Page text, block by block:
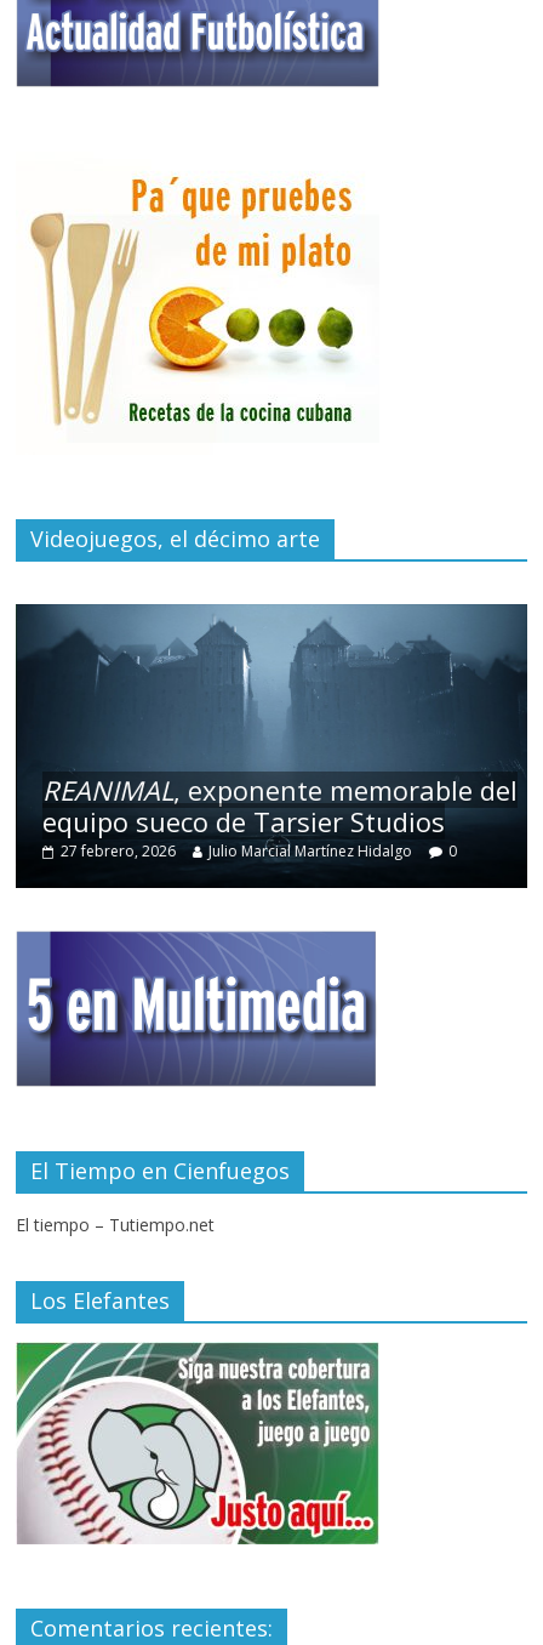
Videojuegos, el décimo arte
REANIMAL, exponente memorable del
equipo sueco de Tarsier Studios
27 febrero, 2026 Julio Marcial Martínez Hidalgo 0
El Tiempo en Cienfuegos
El tiempo – Tutiempo.net
Los Elefantes
Comentarios recientes: